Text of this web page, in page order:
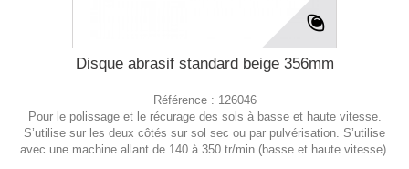
Disque abrasif standard beige 356mm
Référence : 126046
Pour le polissage et le récurage des sols à basse et haute vitesse.
S’utilise sur les deux côtés sur sol sec ou par pulvérisation. S’utilise
avec une machine allant de 140 à 350 tr/min (basse et haute vitesse).